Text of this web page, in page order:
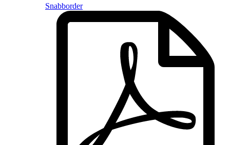
Snabborder